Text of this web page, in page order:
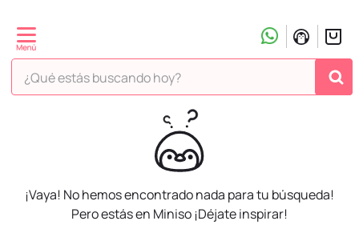
¿Qué estás buscando hoy?
¡Vaya! No hemos encontrado nada para tu búsqueda!
Pero estás en Miniso ¡Déjate inspirar!